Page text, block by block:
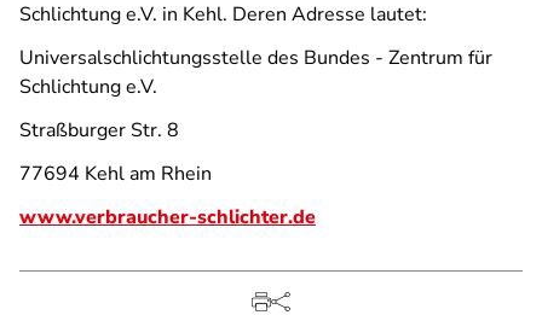
Schlichtung e.V. in Kehl. Deren Adresse lautet:
Universalschlichtungsstelle des Bundes - Zentrum für
Schlichtung e.V.
Straßburger Str. 8
77694 Kehl am Rhein
www.verbraucher-schlichter.de